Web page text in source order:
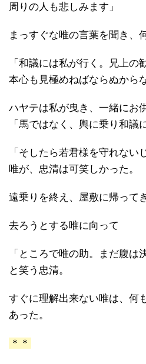
周りの人も悲しみます」
まっすぐな唯の言葉を聞き、
「和議には私が行く。兄上の
本心も見極めねばならぬからな
ハヤテは私が曳き、一緒にお
「馬ではなく、輿に乗り和議
「そしたら若君様を守れない
唯が、忠清は可笑しかった。
遠乗りを終え、屋敷に帰って
去ろうとする唯に向って
「ところで唯の助。まだ腹は
と笑う忠清。
すぐに理解出来ない唯は、何
あった。
＊＊